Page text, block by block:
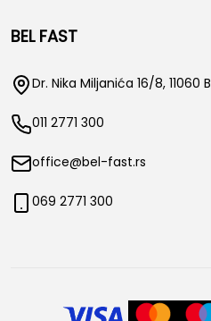
BEL FAST
Dr. Nika Miljanića 16/8, 11060
011 2771 300
office@bel-fast.rs
069 2771 300